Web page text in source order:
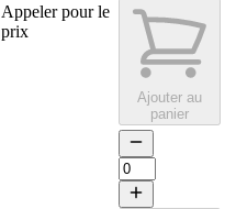
Appeler pour le
prix
Ajouter au
panier